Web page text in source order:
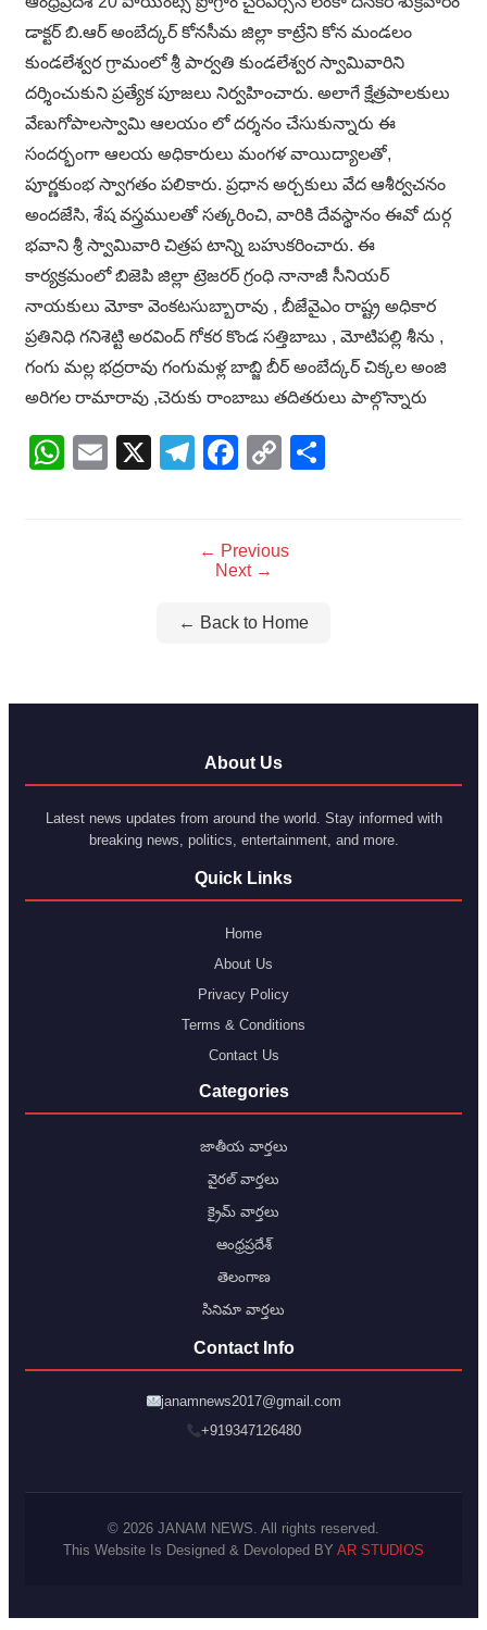
డాక్టర్ బి.ఆర్ అంబేద్కర్ కోనసీమ జిల్లా కాట్రేని కోన మండలం
కుండలేశ్వర గ్రామంలో శ్రీ పార్వతి కుండలేశ్వర స్వామివారిని
దర్శించుకుని ప్రత్యేక పూజలు నిర్వహించారు. అలాగే క్షేత్రపాలకులు
వేణుగోపాలస్వామి ఆలయం లో దర్శనం చేసుకున్నారు ఈ
సందర్భంగా ఆలయ అధికారులు మంగళ వాయిద్యాలతో,
పూర్ణకుంభ స్వాగతం పలికారు. ప్రధాన అర్చకులు వేద ఆశీర్వచనం
అందజేసి, శేష వస్త్రములతో సత్కరించి, వారికి దేవస్థానం ఈవో దుర్గ
భవాని శ్రీ స్వామివారి చిత్రప టాన్ని బహుకరించారు. ఈ
కార్యక్రమంలో బిజెపి జిల్లా ట్రెజరర్ గ్రంధి నానాజీ సీనియర్
నాయకులు మోకా వెంకటసుబ్బారావు , బీజేవైఎం రాష్ట్ర అధికార
ప్రతినిధి గనిశెట్టి అరవింద్ గోకర కొండ సత్తిబాబు , మోటిపల్లి శీను ,
గంగు మల్ల భద్రరావు గంగుమళ్ల బాబ్జి బీర్ అంబేద్కర్ చిక్కల అంజి
అరిగల రామారావు ,చెరుకు రాంబాబు తదితరులు పాల్గొన్నారు
WhatsApp
Email
X Telegram
Facebook
Copy
← Previous
Next →
← Back to Home
About Us
Latest news updates from around the world. Stay informed with
breaking news, politics, entertainment, and more.
Quick Links
Home
About Us
Privacy Policy
Terms & Conditions
Contact Us
Categories
జాతీయ వార్తలు
వైరల్ వార్తలు
క్రైమ్ వార్తలు
ఆంధ్రప్రదేశ్
తెలంగాణ
సినిమా వార్తలు
Contact Info
janamnews2017@gmail.com
+919347126480
© 2026 JANAM NEWS. All rights reserved.
This Website Is Designed & Devoloped BY AR STUDIOS